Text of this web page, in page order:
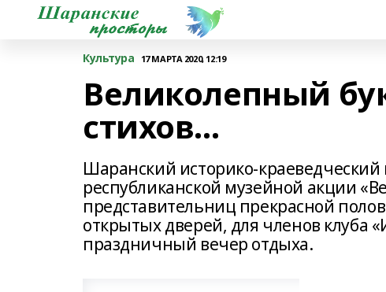
Культура 17 МАРТА 2020, 12:19
Великолепный
стихов…
Шаранский историко-
республиканской музейной акции
представительниц прекрасной
открытых дверей, для членов клуба
праздничный вечер отдыха.